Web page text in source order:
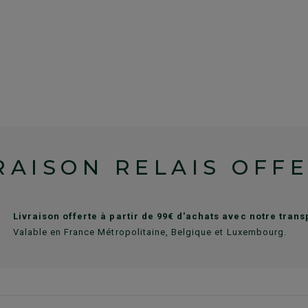
RELAIS
Livraison offerte à partir de 99€ d'achats avec notre
Valable en France Métropolitaine, Belgique et Luxembourg.